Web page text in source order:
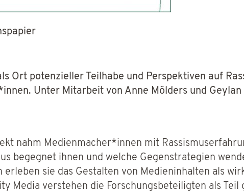
Ort potenzieller Teilhabe und Perspektiven auf
Unter Mitarbeit von Anne Mölders und Geylan
nahm Medienmacher*innen mit
begegnet ihnen und welche Gegenstrategien
erleben sie das Gestalten von Medieninhalten als
Media verstehen die Forschungsbeteiligten als Teil